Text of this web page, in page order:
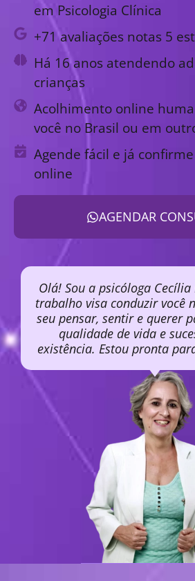
em Psicologia Clínica
+71 avaliações notas 5
Há 16 anos atendendo
crianças
Acolhimento online
você no Brasil ou em
Agende fácil e já
online
AGENDAR
Olá! Sou a psicóloga
trabalho visa conduzir você
seu pensar, sentir e querer
qualidade de vida e
existência. Estou pronta